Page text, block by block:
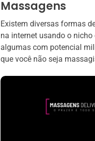
Massagens
Existem diversas formas
na internet usando o nicho
algumas com potencial
que você não seja